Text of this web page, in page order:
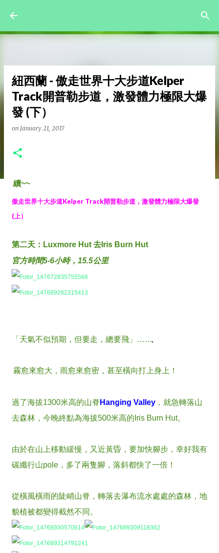
紐西蘭 - 傲走世界十大步道Kelper
Track開普勒步道，激發體力極限大爆
發 (下）
on January 21, 2017
續~~
傲走世界十大步道Kelper Track開普勒步道，激發體力極限大爆發
(上）
第二天：Luxmore Hut 去Iris Burn Hut
官方時間5-6小時，15.5公里
「天氣不似預期，但要走，總要飛」……
霧愈來愈大，雨愈來愈密，甚至橫向打上身上！
過了海拔1300米高的山脊 Hanging Valley ，就急轉落山
去森林，今晚終點為海拔500米高的Iris Burn Hut。
由於在山上移動緩慢，又近黃昏，要加快腳步，幸好我有
碳纖行山pole，多了兩隻腳，落斜都快了一倍！
從橫風橫雨的陡峭山脊，轉落去瀑布流水處處的森林，地
貌植被都變得截然不同。